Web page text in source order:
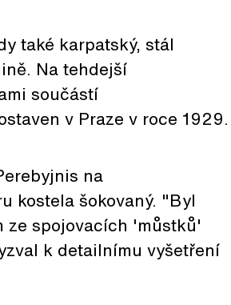
také karpatský, stál
Na tehdejší
součástí
v Praze v roce 1929.
na
kostela šokovaný. "Byl
ze spojovacích 'můstků'
k detailnímu vyšetření